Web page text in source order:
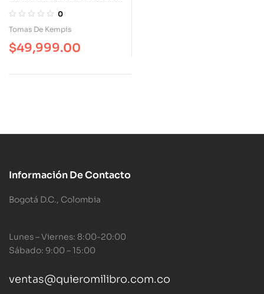
(2ª Ed)
0
Tomas De Kempis
$49,999.00
Información De Contacto
Bogotá D.C., Colombia
Lunes – Viernes: 8:00-20:00
Sábado: 9:00 – 15:00
ventas@quieromilibro.com.co